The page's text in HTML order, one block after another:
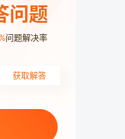
问题
问题解决率
获取解答
了需求
了需求